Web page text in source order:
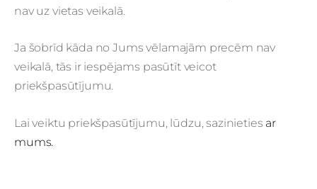
nav uz vietas veikalā.
Ja šobrīd kāda no Jums vēlamajām precēm nav
veikalā, tās ir iespējams pasūtīt veicot
priekšpasūtījumu.
Lai veiktu priekšpasūtījumu, lūdzu, sazinieties ar
mums.